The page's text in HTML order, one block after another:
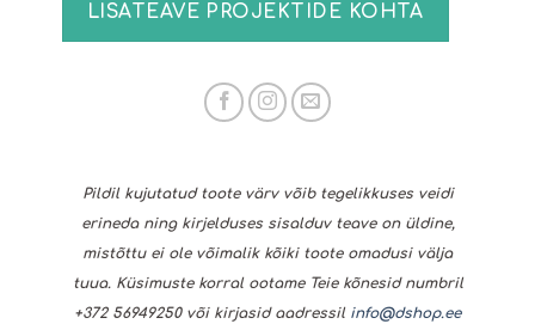
LISATEAVE PROJEKTIDE KOHTA
Pildil kujutatud toote värv võib tegelikkuses veidi
erineda ning kirjelduses sisalduv teave on üldine,
mistõttu ei ole võimalik kõiki toote omadusi välja
tuua. Küsimuste korral ootame Teie kõnesid numbril
+372 56949250 või kirjasid aadressil info@dshop.ee